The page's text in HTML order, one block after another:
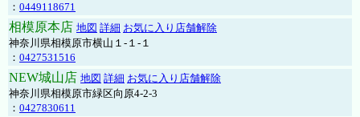
： 0449118671
相模原本店 地図 詳細 お気に入り店舗解除
神奈川県相模原市横山１-１-１
： 0427531516
NEW城山店 地図 詳細 お気に入り店舗解除
神奈川県相模原市緑区向原4-2-3
： 0427830611